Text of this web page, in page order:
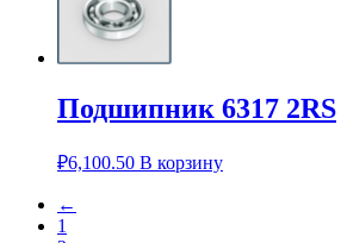
Подшипник 6317 2RS
₽6,100.50 В корзину
←
1